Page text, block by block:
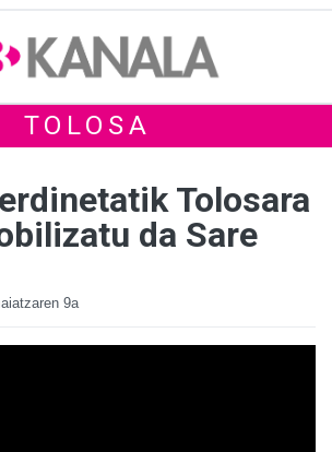
TOLOSA
Tolosara
da Sare
9a